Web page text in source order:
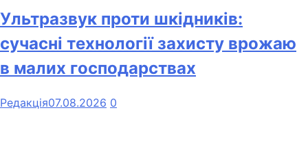
Ультразвук проти шкідників:
сучасні технології захисту врожаю
в малих господарствах
Редакція07.08.2026 0